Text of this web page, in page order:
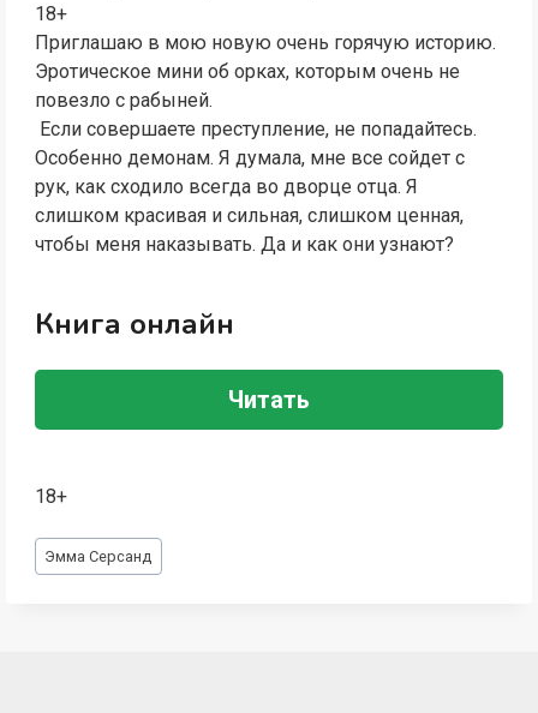
18+
Приглашаю в мою новую очень горячую историю.
Эротическое мини об орках, которым очень не
повезло с рабыней.
Если совершаете преступление, не попадайтесь.
Особенно демонам. Я думала, мне все сойдет с
рук, как сходило всегда во дворце отца. Я
слишком красивая и сильная, слишком ценная,
чтобы меня наказывать. Да и как они узнают?
Книга онлайн
Читать
18+
Метки
записи:
Эмма Серсанд